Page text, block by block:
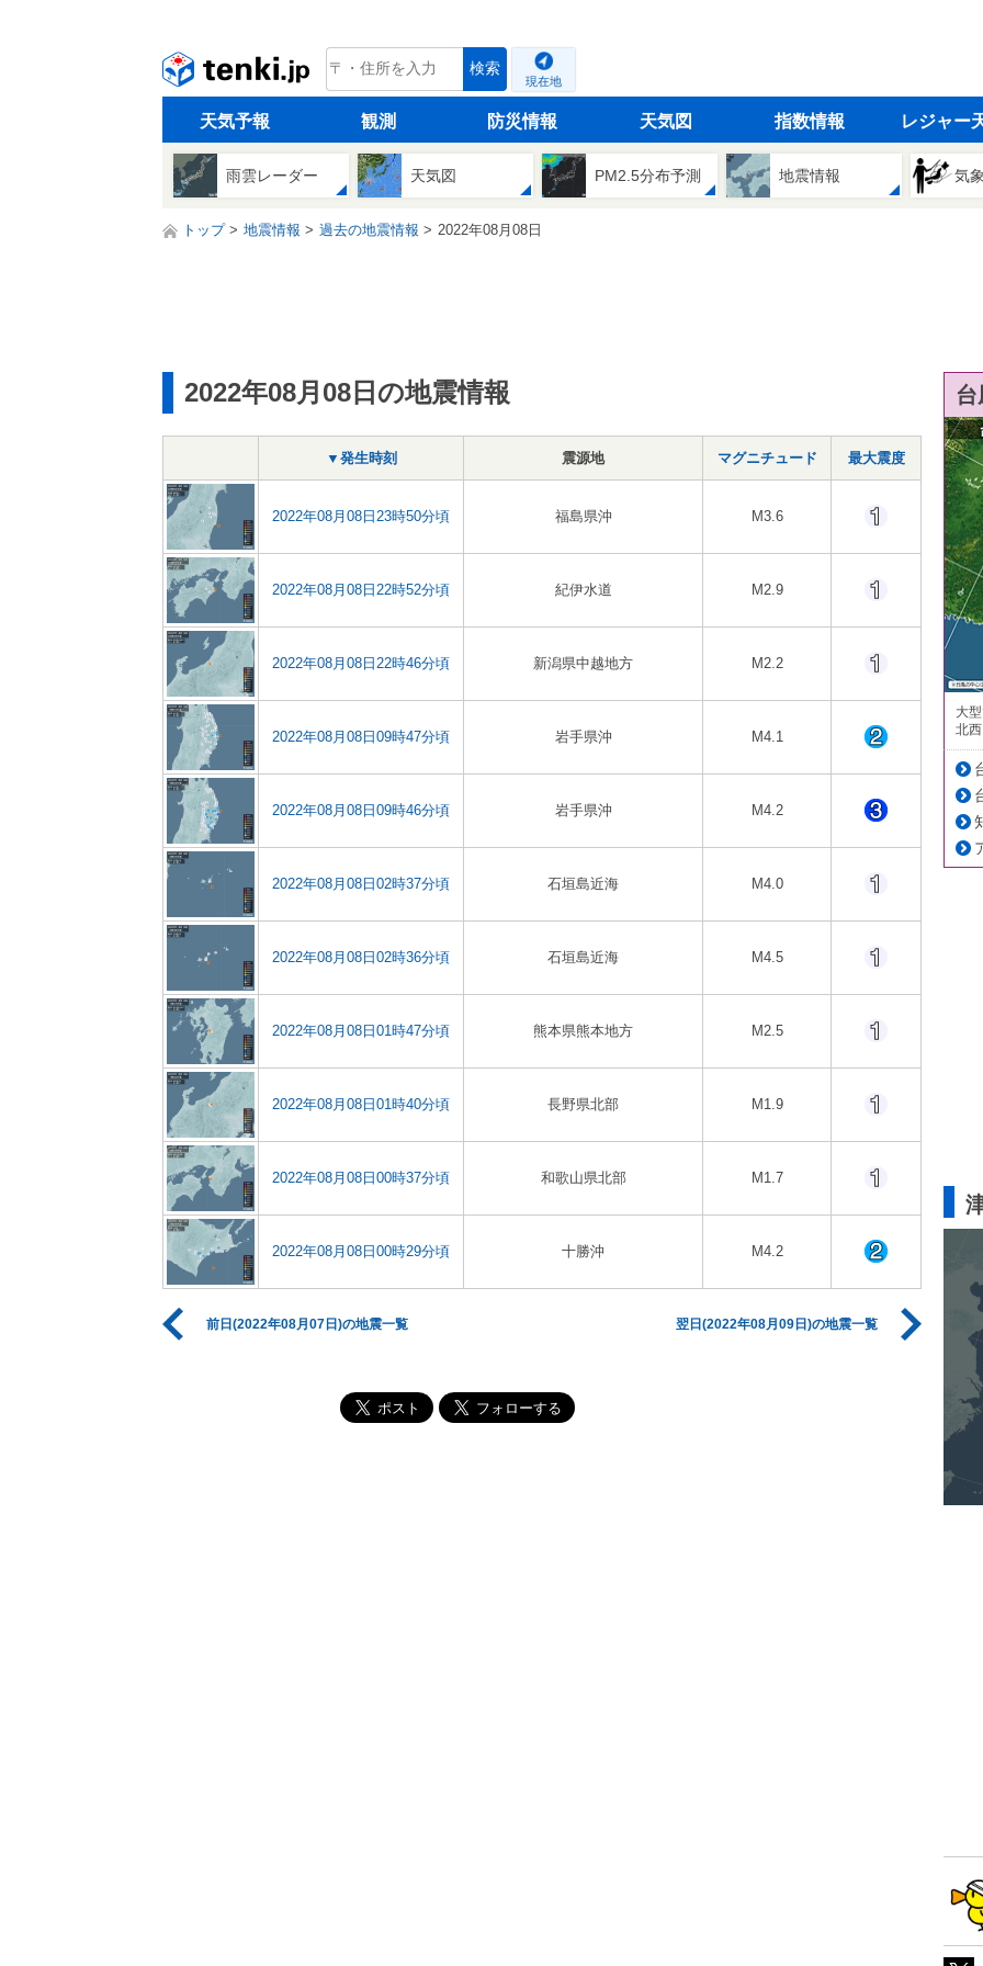
tenki.jp 検索
現在地
天気予報 観測 防災情報 天気図 指数情報 レジャー
雨雲レーダー 天気図 PM2.5分布予測 地震情報 気
トップ 地震情報 過去の地震情報 2022年08月08日
2022年08月08日の地震情報
▼発生時刻 震源地 マグニチュード 最大震度
2022年08月08日23時50分頃 福島県沖 M3.6
2022年08月08日22時52分頃 紀伊水道 M2.9
2022年08月08日22時46分頃 新潟県中越地方 M2.2
2022年08月08日09時47分頃 岩手県沖 M4.1
2022年08月08日09時46分頃 岩手県沖 M4.2
2022年08月08日02時37分頃 石垣島近海 M4.0
2022年08月08日02時36分頃 石垣島近海 M4.5
2022年08月08日01時47分頃 熊本県熊本地方 M2.5
2022年08月08日01時40分頃 長野県北部 M1.9
2022年08月08日00時37分頃 和歌山県北部 M1.7
2022年08月08日00時29分頃 十勝沖 M4.2
前日(2022年08月07日)の地震一覧 翌日(2022年08月09日)の地震一覧
大
北